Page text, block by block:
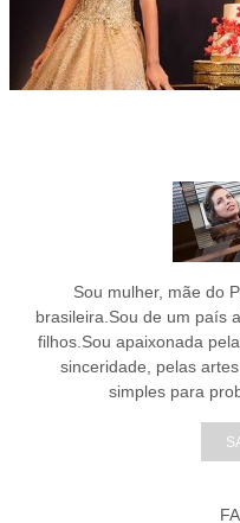
Sou mulher, mãe do
brasileira.Sou de um país
filhos.Sou apaixonada
sinceridade, pelas
simples para